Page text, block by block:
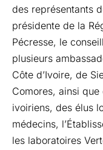
des représentants
présidente de la
Pécresse, le
plusieurs
Côte d’Ivoire, de
Comores, ainsi
ivoiriens, des élus
médecins,
les laboratoires